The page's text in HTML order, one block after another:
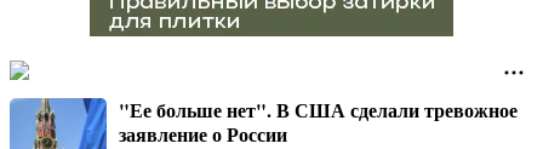
"Ее больше нет". В США сделали тревожное
заявление о России